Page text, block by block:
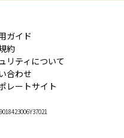
ガイド
約
リティについて
合わせ
レートサイト